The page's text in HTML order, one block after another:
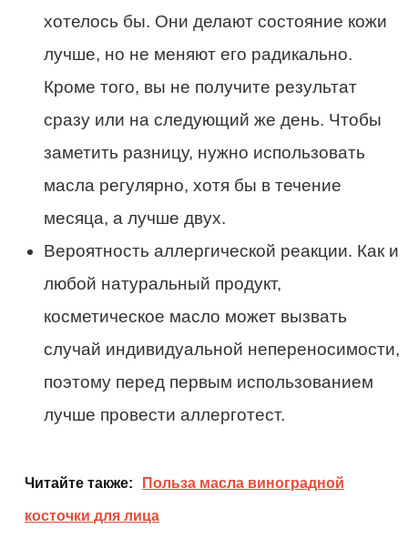
хотелось бы. Они делают состояние кожи
лучше, но не меняют его радикально.
Кроме того, вы не получите результат
сразу или на следующий же день. Чтобы
заметить разницу, нужно использовать
масла регулярно, хотя бы в течение
месяца, а лучше двух.
Вероятность аллергической реакции. Как и
любой натуральный продукт,
косметическое масло может вызвать
случай индивидуальной непереносимости,
поэтому перед первым использованием
лучше провести аллерготест.
Читайте также: Польза масла виноградной
косточки для лица